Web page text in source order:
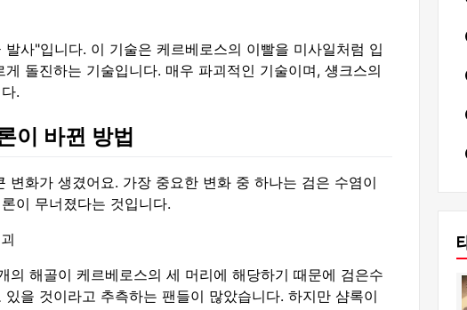
사"입니다. 이 기술은 케르베로스의 이빨을 미사일처럼 입
돌진하는 기술입니다. 매우 파괴적인 기술이며, 섕크스의
.
이 바뀐 방법
변화가 생겼어요. 가장 중요한 변화 중 하나는 검은 수염이
이 무너졌다는 것입니다.
의 해골이 케르베로스의 세 머리에 해당하기 때문에 검은수
을 것이라고 추측하는 팬들이 많았습니다. 하지만 샴록이